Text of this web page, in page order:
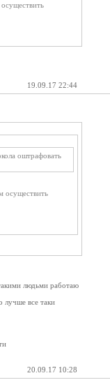
19.09.17 22:44
оштрафовать
осуществить
людьми работаю
лучше все таки
20.09.17 10:28